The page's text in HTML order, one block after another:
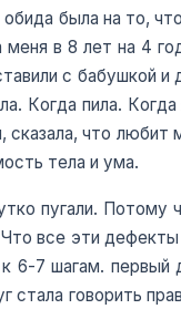
была на то,
в 8 лет на 4
с бабушкой
Когда пила.
сказала, что
тела и ума.
пугали. Потому
все эти
6-7 шагам.
стала говорить